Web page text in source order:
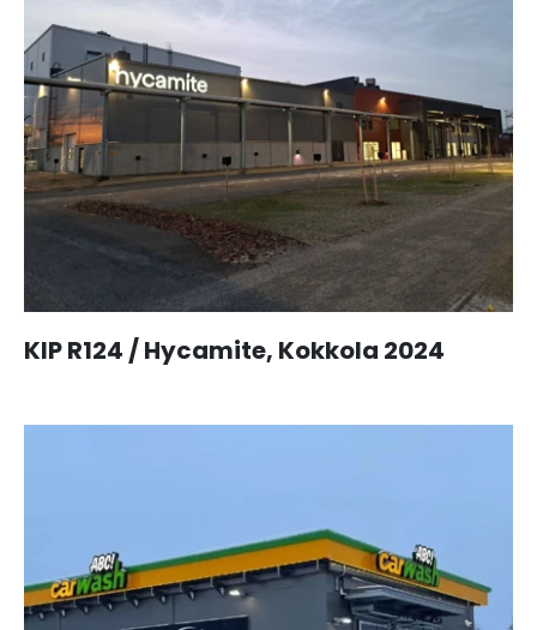
KIP R124 / Hycamite, Kokkola 2024